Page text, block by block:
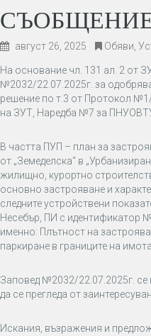
СЪОБЩЕНИЕ
август 26, 2025 Обяви
На основание чл. 131 ал. 2 от
№2032/22 .07 .2025г. за
решение по т.3 от Протокол
на ЗУТ, Наредба №7 за
В частта ПУП – план за
от „Земеделска“ в
жилищно, курортно
основно застрояване и
следните устройствени
Несебър, ПИ с идентификатор
именно: Плътност на
паркиране в границите на имота.
Заповед №2032/22 .07 .2025г. се
да се прегледа от
Искания, възражения и